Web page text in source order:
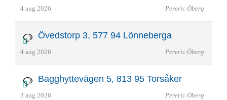
4 aug 2026 Pereric Öberg
Övedstorp 3, 577 94 Lönneberga
4 aug 2026 Pereric Öberg
Bagghyttevägen 5, 813 95 Torsåker
3 aug 2026 Pereric Öberg